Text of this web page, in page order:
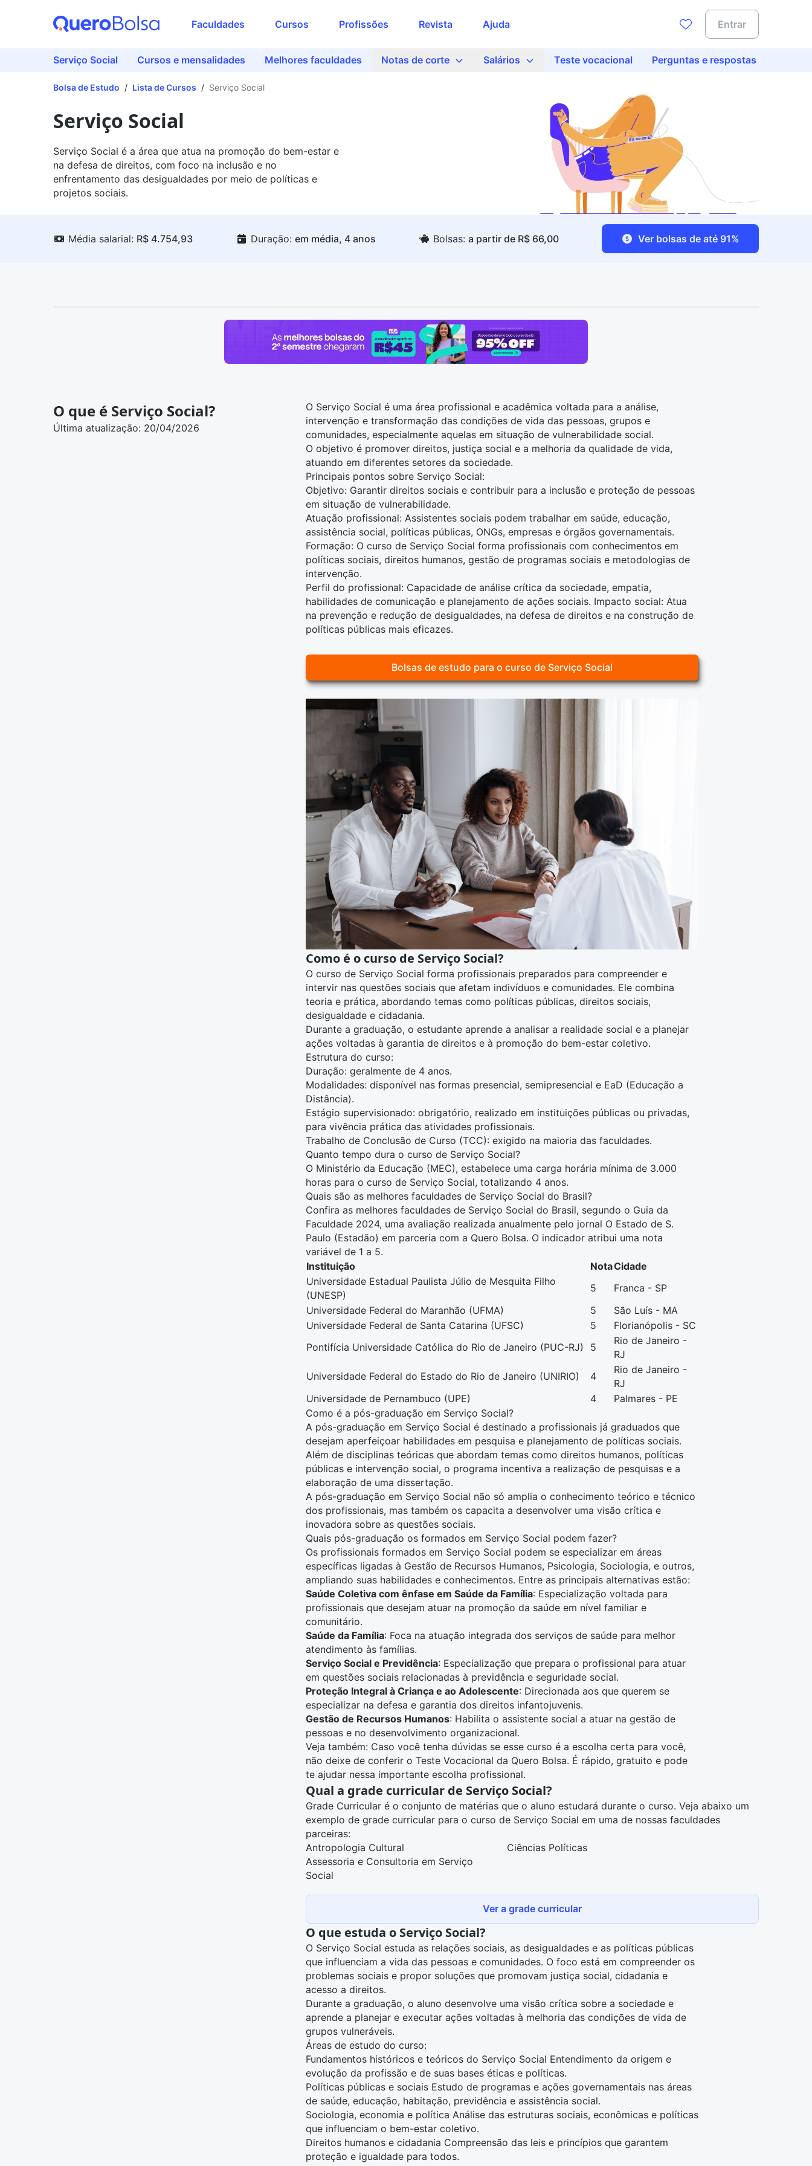
Faculdades Cursos Profissões Revista Ajuda Entrar
Serviço Social Cursos e mensalidades Melhores faculdades Notas de corte Salários Teste vocacional Perguntas e respostas
Bolsa de Estudo / Lista de Cursos / Serviço Social
Serviço Social
Serviço Social é a área que atua na promoção do bem-estar e
na defesa de direitos, com foco na inclusão e no
enfrentamento das desigualdades por meio de políticas e
projetos sociais.
Média salarial: R$ 4.754,93 Duração: em média, 4 anos Bolsas: a partir de R$ 66,00 Ver bolsas de até 91%
O que é Serviço Social?
Última atualização: 20/04/2026
O Serviço Social é uma área profissional e acadêmica voltada para a análise,
intervenção e transformação das condições de vida das pessoas, grupos e
comunidades, especialmente aquelas em situação de vulnerabilidade social.
O objetivo é promover direitos, justiça social e a melhoria da qualidade de vida,
atuando em diferentes setores da sociedade.
Principais pontos sobre Serviço Social:
Objetivo: Garantir direitos sociais e contribuir para a inclusão e proteção de pessoas
em situação de vulnerabilidade.
Atuação profissional: Assistentes sociais podem trabalhar em saúde, educação,
assistência social, políticas públicas, ONGs, empresas e órgãos governamentais.
Formação: O curso de Serviço Social forma profissionais com conhecimentos em
políticas sociais, direitos humanos, gestão de programas sociais e metodologias de
intervenção.
Perfil do profissional: Capacidade de análise crítica da sociedade, empatia,
habilidades de comunicação e planejamento de ações sociais. Impacto social: Atua
na prevenção e redução de desigualdades, na defesa de direitos e na construção de
políticas públicas mais eficazes.
Bolsas de estudo para o curso de Serviço Social
Como é o curso de Serviço Social?
O curso de Serviço Social forma profissionais preparados para compreender e
intervir nas questões sociais que afetam indivíduos e comunidades. Ele combina
teoria e prática, abordando temas como políticas públicas, direitos sociais,
desigualdade e cidadania.
Durante a graduação, o estudante aprende a analisar a realidade social e a planejar
ações voltadas à garantia de direitos e à promoção do bem-estar coletivo.
Estrutura do curso:
Duração: geralmente de 4 anos.
Modalidades: disponível nas formas presencial, semipresencial e EaD (Educação a
Distância).
Estágio supervisionado: obrigatório, realizado em instituições públicas ou privadas,
para vivência prática das atividades profissionais.
Trabalho de Conclusão de Curso (TCC): exigido na maioria das faculdades.
Quanto tempo dura o curso de Serviço Social?
O Ministério da Educação (MEC), estabelece uma carga horária mínima de 3.000
horas para o curso de Serviço Social, totalizando 4 anos.
Quais são as melhores faculdades de Serviço Social do Brasil?
Confira as melhores faculdades de Serviço Social do Brasil, segundo o Guia da
Faculdade 2024, uma avaliação realizada anualmente pelo jornal O Estado de S.
Paulo (Estadão) em parceria com a Quero Bolsa. O indicador atribui uma nota
variável de 1 a 5.
Instituição
NotaCidade
Universidade Estadual Paulista Júlio de Mesquita Filho
(UNESP)
5
Franca - SP
Universidade Federal do Maranhão (UFMA)
5
São Luís - MA
Universidade Federal de Santa Catarina (UFSC)
5
Florianópolis - SC
Pontifícia Universidade Católica do Rio de Janeiro (PUC-RJ)
5
Rio de Janeiro -
RJ
Universidade Federal do Estado do Rio de Janeiro (UNIRIO)
4
Rio de Janeiro -
RJ
Universidade de Pernambuco (UPE)
4
Palmares - PE
Como é a pós-graduação em Serviço Social?
A pós-graduação em Serviço Social é destinado a profissionais já graduados que
desejam aperfeiçoar habilidades em pesquisa e planejamento de políticas sociais.
Além de disciplinas teóricas que abordam temas como direitos humanos, políticas
públicas e intervenção social, o programa incentiva a realização de pesquisas e a
elaboração de uma dissertação.
A pós-graduação em Serviço Social não só amplia o conhecimento teórico e técnico
dos profissionais, mas também os capacita a desenvolver uma visão crítica e
inovadora sobre as questões sociais.
Quais pós-graduação os formados em Serviço Social podem fazer?
Os profissionais formados em Serviço Social podem se especializar em áreas
específicas ligadas à Gestão de Recursos Humanos, Psicologia, Sociologia, e outros,
ampliando suas habilidades e conhecimentos. Entre as principais alternativas estão:
Saúde Coletiva com ênfase em Saúde da Família: Especialização voltada para
profissionais que desejam atuar na promoção da saúde em nível familiar e
comunitário.
Saúde da Família: Foca na atuação integrada dos serviços de saúde para melhor
atendimento às famílias.
Serviço Social e Previdência: Especialização que prepara o profissional para atuar
em questões sociais relacionadas à previdência e seguridade social.
Proteção Integral à Criança e ao Adolescente: Direcionada aos que querem se
especializar na defesa e garantia dos direitos infantojuvenis.
Gestão de Recursos Humanos: Habilita o assistente social a atuar na gestão de
pessoas e no desenvolvimento organizacional.
Veja também: Caso você tenha dúvidas se esse curso é a escolha certa para você,
não deixe de conferir o Teste Vocacional da Quero Bolsa. É rápido, gratuito e pode
te ajudar nessa importante escolha profissional.
Qual a grade curricular de Serviço Social?
Grade Curricular é o conjunto de matérias que o aluno estudará durante o curso. Veja abaixo um
exemplo de grade curricular para o curso de Serviço Social em uma de nossas faculdades
parceiras:
Antropologia Cultural
Assessoria e Consultoria em Serviço
Social
Ciências Políticas
Ver a grade curricular
O que estuda o Serviço Social?
O Serviço Social estuda as relações sociais, as desigualdades e as políticas públicas
que influenciam a vida das pessoas e comunidades. O foco está em compreender os
problemas sociais e propor soluções que promovam justiça social, cidadania e
acesso a direitos.
Durante a graduação, o aluno desenvolve uma visão crítica sobre a sociedade e
aprende a planejar e executar ações voltadas à melhoria das condições de vida de
grupos vulneráveis.
Áreas de estudo do curso:
Fundamentos históricos e teóricos do Serviço Social Entendimento da origem e
evolução da profissão e de suas bases éticas e políticas.
Políticas públicas e sociais Estudo de programas e ações governamentais nas áreas
de saúde, educação, habitação, previdência e assistência social.
Sociologia, economia e política Análise das estruturas sociais, econômicas e políticas
que influenciam o bem-estar coletivo.
Direitos humanos e cidadania Compreensão das leis e princípios que garantem
proteção e igualdade para todos.